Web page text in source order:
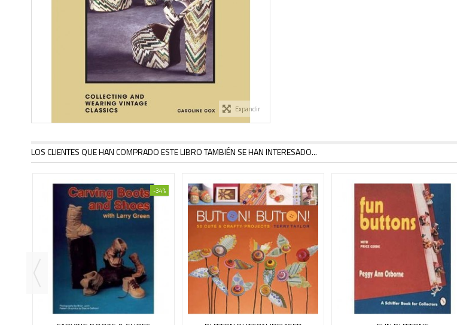
Expandir
LOS CLIENTES QUE HAN COMPRADO ESTE LIBRO TAMBIÉN SE HAN INTERESADO...
-34%